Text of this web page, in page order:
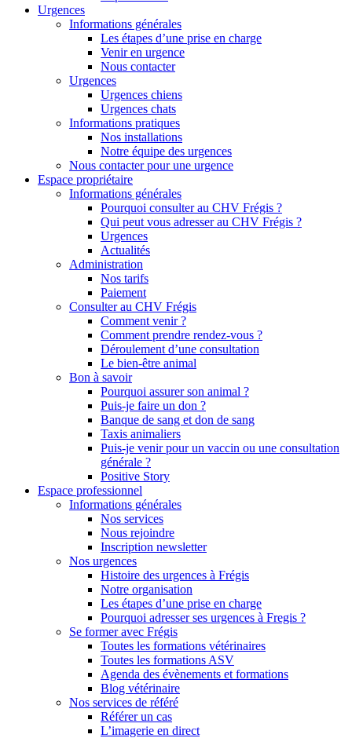
Urgences
Informations générales
Les étapes d’une prise en charge
Venir en urgence
Nous contacter
Urgences
Urgences chiens
Urgences chats
Informations pratiques
Nos installations
Notre équipe des urgences
Nous contacter pour une urgence
Espace propriétaire
Informations générales
Pourquoi consulter au CHV Frégis ?
Qui peut vous adresser au CHV Frégis ?
Urgences
Actualités
Administration
Nos tarifs
Paiement
Consulter au CHV Frégis
Comment venir ?
Comment prendre rendez-vous ?
Déroulement d’une consultation
Le bien-être animal
Bon à savoir
Pourquoi assurer son animal ?
Puis-je faire un don ?
Banque de sang et don de sang
Taxis animaliers
Puis-je venir pour un vaccin ou une consultation
générale ?
Positive Story
Espace professionnel
Informations générales
Nos services
Nous rejoindre
Inscription newsletter
Nos urgences
Histoire des urgences à Frégis
Notre organisation
Les étapes d’une prise en charge
Pourquoi adresser ses urgences à Fregis ?
Se former avec Frégis
Toutes les formations vétérinaires
Toutes les formations ASV
Agenda des évènements et formations
Blog vétérinaire
Nos services de référé
Référer un cas
L’imagerie en direct